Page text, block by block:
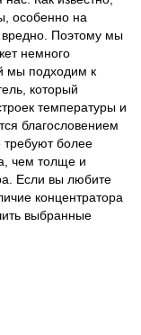
особенно на
Поэтому мы
немного
мы подходим к
который
температуры и
благословением
более
чем толще и
Если вы любите
концентратора
выбранные